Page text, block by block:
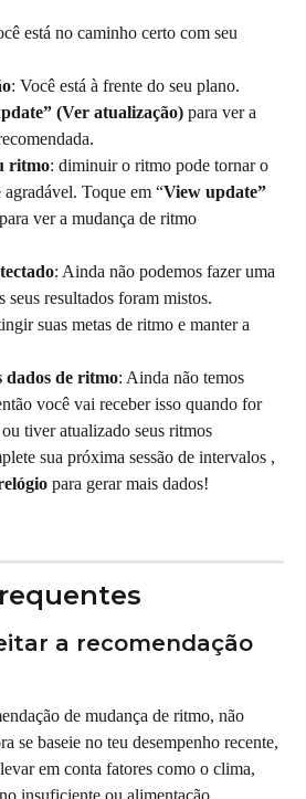
está no caminho certo com seu
: Você está à frente do seu plano.
(Ver atualização) para ver a
ritmo: diminuir o ritmo pode tornar o
Toque em “View update”
para ver a mudança de ritmo
: Ainda não podemos fazer uma
seus resultados foram mistos.
suas metas de ritmo e manter a
dados de ritmo: Ainda não temos
você vai receber isso quando for
tiver atualizado seus ritmos
sua próxima sessão de intervalos ,
para gerar mais dados!
a recomendação
de mudança de ritmo, não
se baseie no teu desempenho recente,
em conta fatores como o clima,
insuficiente ou alimentação